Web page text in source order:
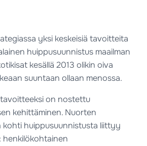
yksi keskeisiä tavoitteita
huippusuunnistus maailman
kesällä 2013 olikin oiva
suuntaan ollaan menossa.
on nostettu
kehittäminen. Nuorten
kohti huippusuunnistusta liittyy
henkilökohtainen